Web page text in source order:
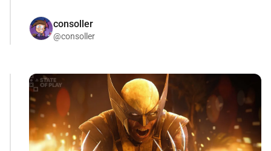
consoller
@consoller